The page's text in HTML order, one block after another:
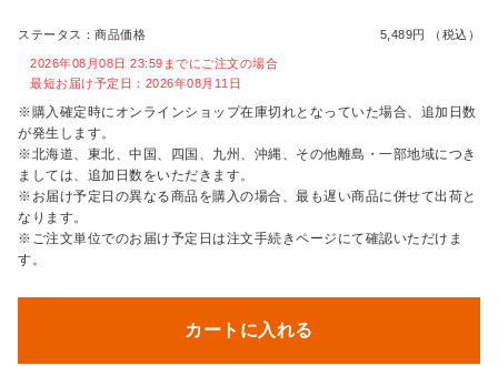
ステータス：商品価格 5,489円 （税込）
2026年08月08日 23:59までにご注文の場合
最短お届け予定日：2026年08月11日
※購入確定時にオンラインショップ在庫切れとなっていた場合、追加日数
が発生します。
※北海道、東北、中国、四国、九州、沖縄、その他離島・一部地域につき
ましては、追加日数をいただきます。
※お届け予定日の異なる商品を購入の場合、最も遅い商品に併せて出荷と
なります。
※ご注文単位でのお届け予定日は注文手続きページにて確認いただけま
す。
カートに入れる